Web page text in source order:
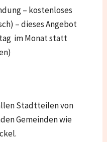
– kostenloses
– dieses Angebot
im Monat statt
Stadtteilen von
Gemeinden wie